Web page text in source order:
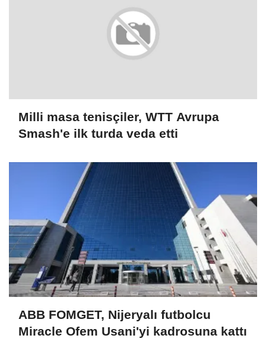
Milli masa tenisçiler, WTT Avrupa
Smash'e ilk turda veda etti
ABB FOMGET, Nijeryalı futbolcu
Miracle Ofem Usani'yi kadrosuna kattı